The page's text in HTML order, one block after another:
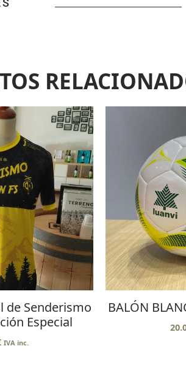
de Senderismo
Especial
IVA inc.
BALÓN